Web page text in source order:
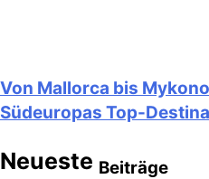
Von Mallorca bis
Südeuropas Top-
Neueste Beiträge